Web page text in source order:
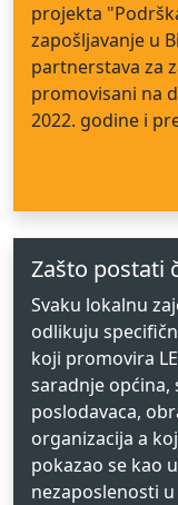
projekta
zapošljavanje u
partnerstava za
promovisani na
2022. godine i
Zašto postati
Svaku lokalnu
odlikuju
koji promovira
saradnje općina,
poslodavaca,
organizacija a
pokazao se kao
nezaposlenosti